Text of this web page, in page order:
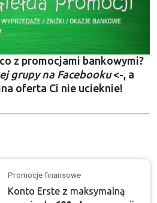
z promocjami bankowymi?
grupy na Facebooku<-, a
oferta Ci nie ucieknie!
Promocje finansowe
Konto Erste z maksymalną